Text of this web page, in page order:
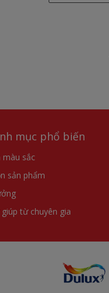
mục phổ biến
màu sắc
sản phẩm
từ chuyên gia